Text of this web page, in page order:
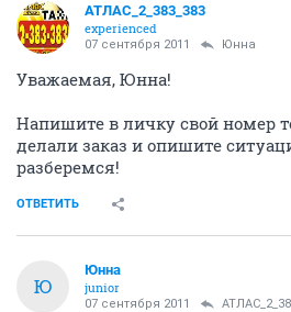
АТЛАС_2_383_383
experienced
07 сентября 2011 Юнна
Уважаемая, Юнна!
Напишите в личку свой номер
делали заказ и опишите
разберемся!
ОТВЕТИТЬ
Ю
Юнна
junior
07 сентября 2011